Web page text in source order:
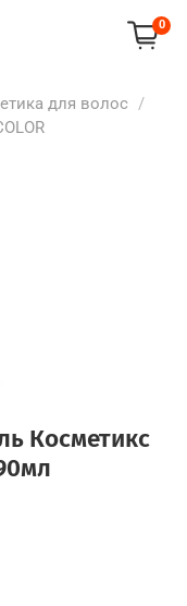
0
для волос
Косметикс